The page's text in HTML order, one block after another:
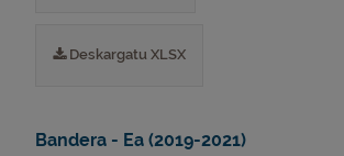
Deskargatu XLSX
Bandera - Ea (2019-2021)